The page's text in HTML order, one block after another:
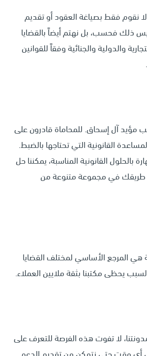
نقوم فقط بصياغة العقود أو تقديم
ذلك فحسب، بل نهتم أيضاً بالقضايا
والدولية والجنائية وفقاً للقوانين
مؤيد آل إسحاق. للمحاماة قادرون على
القانونية التي تحتاجها بالضبط.
بالحلول القانونية المناسبة، يمكننا حل
طريقك في مجموعة متنوعة من
هي المرجع الأساسي لمختلف القضايا
السبب يحظى مكتبنا بثقة ملايين العملاء.
لا تفوت هذه الفرصة للتعرف على